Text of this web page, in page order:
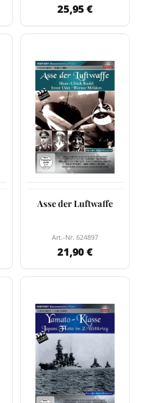
25,95 €
Asse der Luftwaffe
Art.-Nr. 624897
21,90 €